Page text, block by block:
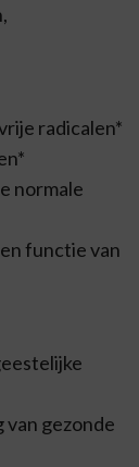
radicalen*
normale
functie van
van gezonde